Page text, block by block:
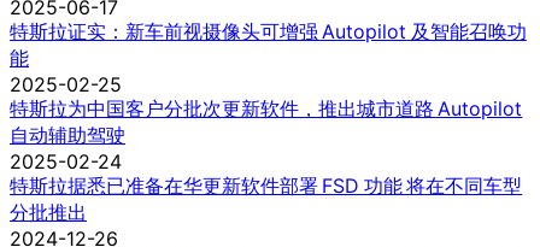
2025-06-17
特斯拉证实：新车前视摄像头可增强 Autopilot 及智能召唤功
能
2025-02-25
特斯拉为中国客户分批次更新软件，推出城市道路 Autopilot
自动辅助驾驶
2025-02-24
特斯拉据悉已准备在华更新软件部署 FSD 功能 将在不同车型
分批推出
2024-12-26